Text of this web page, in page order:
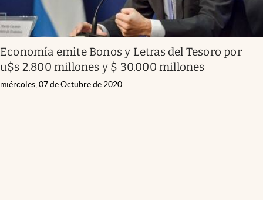
Economía emite Bonos y Letras del Tesoro por
u$s 2.800 millones y $ 30.000 millones
miércoles, 07 de Octubre de 2020